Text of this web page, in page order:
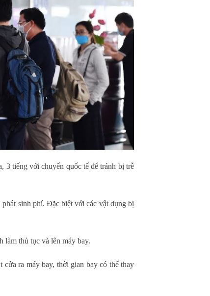
3 tiếng với chuyến quốc tế để tránh bị trễ
sinh phí. Đặc biệt với các vật dụng bị
làm thủ tục và lên máy bay.
cửa ra máy bay, thời gian bay có thể thay